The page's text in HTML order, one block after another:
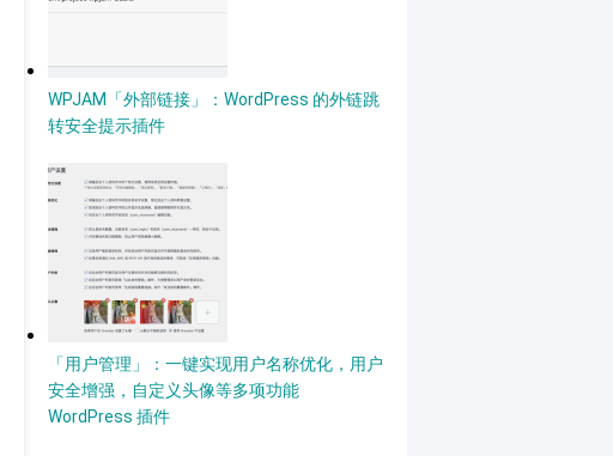
WPJAM「外部链接」：WordPress 的外链跳
转安全提示插件
「用户管理」：一键实现用户名称优化，用户
安全增强，自定义头像等多项功能
WordPress 插件